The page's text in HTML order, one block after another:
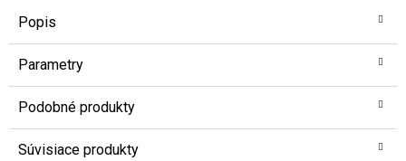
Popis
Parametry
Podobné produkty
Súvisiace produkty